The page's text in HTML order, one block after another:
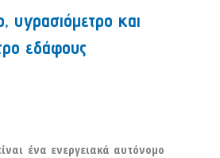
υγρασιόμετρο και
εδάφους
ένα ενεργειακά αυτόνομο